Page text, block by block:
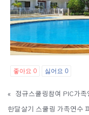
좋아요 0 싫어요 0
«
한달살기 스쿨링 가족연수